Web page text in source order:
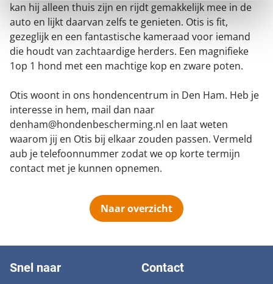
kan hij alleen thuis zijn en rijdt gemakkelijk mee in de
auto en lijkt daarvan zelfs te genieten. Otis is fit,
gezeglijk en een fantastische kameraad voor iemand
die houdt van zachtaardige herders. Een magnifieke
1op 1 hond met een machtige kop en zware poten.
Otis woont in ons hondencentrum in Den Ham. Heb je
interesse in hem, mail dan naar
denham@hondenbescherming.nl en laat weten
waarom jij en Otis bij elkaar zouden passen. Vermeld
aub je telefoonnummer zodat we op korte termijn
contact met je kunnen opnemen.
Naar overzicht
Snel naar Contact